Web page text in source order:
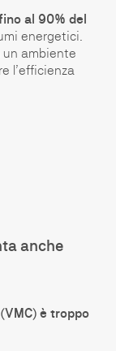
al 90% del
energetici.
ambiente
l’efficienza
anche
è troppo